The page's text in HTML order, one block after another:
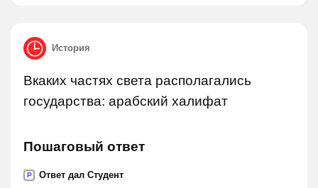
История
Вкаких частях света располагались
государства: арабский халифат
Пошаговый ответ
P Ответ дал Студент